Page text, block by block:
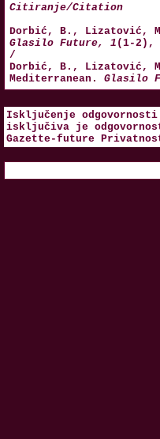
Citiranje/Citation
Dorbić, B., Lizatović,
Glasilo Future, 1 (1-2),
/
Dorbić, B., Lizatović,
Mediterranean. Glasilo
Isključenje
isključiva je
Gazette-future